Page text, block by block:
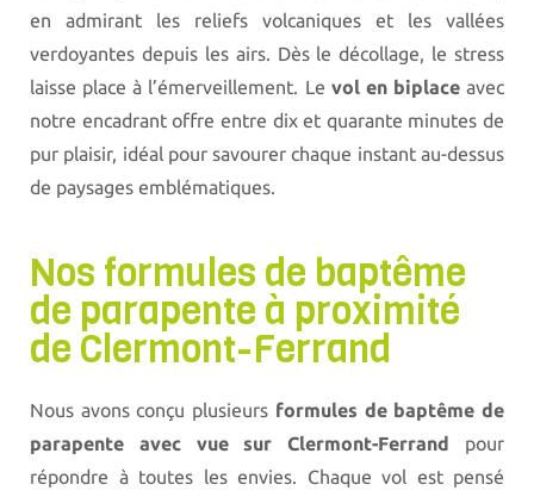
en admirant les reliefs volcaniques et les vallées
verdoyantes depuis les airs. Dès le décollage, le stress
laisse place à l’émerveillement. Le vol en biplaceavec
notre encadrant offre entre dix et quarante minutes de
pur plaisir, idéal pour savourer chaque instant au-dessus
de paysages emblématiques.
Nos formules de baptême
de parapente à proximité
de Clermont-Ferrand
Nous avons conçu plusieurs formules de baptême de
parapente avec vue sur Clermont-Ferrand pour
répondre à toutes les envies. Chaque vol est pensé